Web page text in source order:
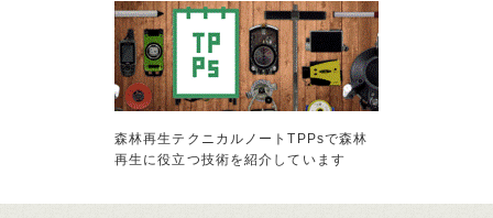
森林再生テクニカルノートTPPsで森林
再生に役立つ技術を紹介しています